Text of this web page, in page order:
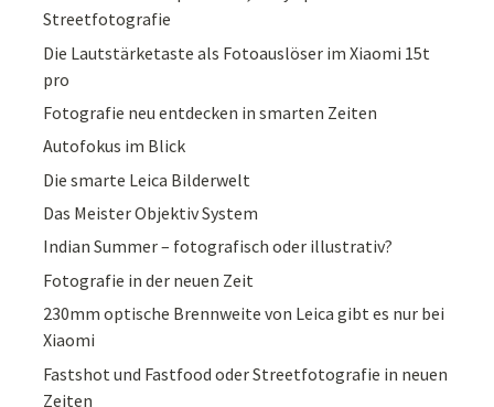
Streetfotografie
Die Lautstärketaste als Fotoauslöser im Xiaomi 15t
pro
Fotografie neu entdecken in smarten Zeiten
Autofokus im Blick
Die smarte Leica Bilderwelt
Das Meister Objektiv System
Indian Summer – fotografisch oder illustrativ?
Fotografie in der neuen Zeit
230mm optische Brennweite von Leica gibt es nur bei
Xiaomi
Fastshot und Fastfood oder Streetfotografie in neuen
Zeiten